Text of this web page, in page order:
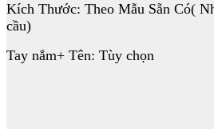
Kích Thước: Theo Mẫu Sẵn Có(
cầu)
Tay nắm+ Tên: Tùy chọn